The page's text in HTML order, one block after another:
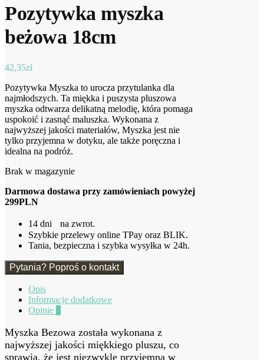
Pozytywka myszka
beżowa 18cm
42,35zł
Pozytywka Myszka to urocza przytulanka dla
najmłodszych. Ta miękka i puszysta pluszowa
myszka odtwarza delikatną melodię, która pomaga
uspokoić i zasnąć maluszka. Wykonana z
najwyższej jakości materiałów, Myszka jest nie
tylko przyjemna w dotyku, ale także poręczna i
idealna na podróż.
Brak w magazynie
Darmowa dostawa przy zamówieniach powyżej
299PLN
14 dni na zwrot.
Szybkie przelewy online TPay oraz BLIK.
Tania, bezpieczna i szybka wysyłka w 24h.
Pytania? Poproś o kontakt
Opis
Informacje dodatkowe
Opinie
Myszka Bezowa została wykonana z
najwyższej jakości miękkiego pluszu, co
sprawia, że jest niezwykle przyjemna w